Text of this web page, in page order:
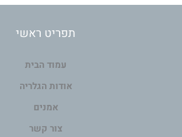
תפריט ראשי
עמוד הבית
אודות הגלריה
אמנים
צור קשר